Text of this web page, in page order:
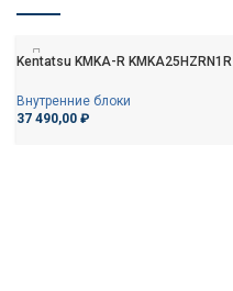
Kentatsu KMKA-R KMKA25HZRN1R
Внутренние блоки
37 490,00 ₽